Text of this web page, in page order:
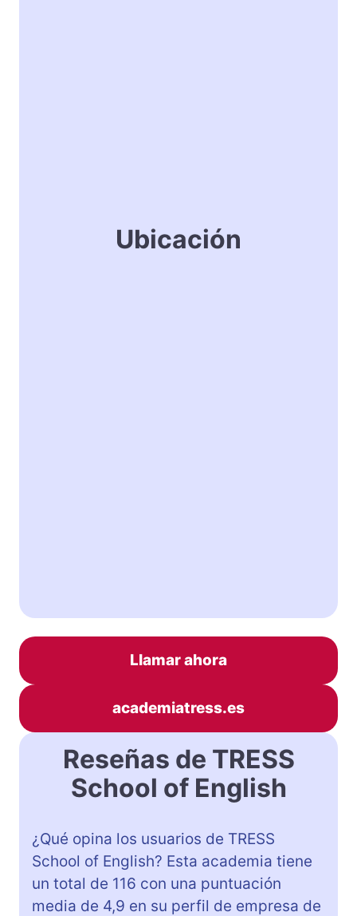
Ubicación
Llamar ahora
academiatress.es
Reseñas de TRESS
School of English
¿Qué opina los usuarios de TRESS
School of English? Esta academia tiene
un total de 116 con una puntuación
media de 4,9 en su perfil de empresa de